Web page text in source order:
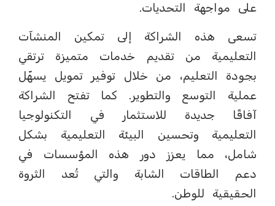
على مواجهة التحديات.
تسعى هذه الشراكة إلى تمكين المنشآت
التعليمية من تقديم خدمات متميزة ترتقي
بجودة التعليم، من خلال توفير تمويل يسهّل
عملية التوسع والتطوير. كما تفتح الشراكة
آفاقًا جديدة للاستثمار في التكنولوجيا
التعليمية وتحسين البيئة التعليمية بشكل
شامل، مما يعزز دور هذه المؤسسات في
دعم الطاقات الشابة والتي تُعد الثروة
الحقيقية للوطن.